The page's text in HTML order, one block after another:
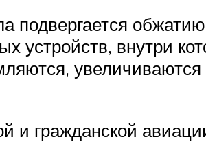
подвергается
устройств, внутри
и гражданской